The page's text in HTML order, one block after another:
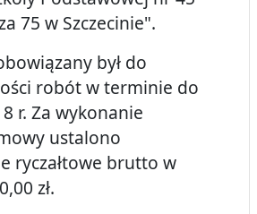
75 w Szczecinie".
był do
robót w terminie do
r. Za wykonanie
ustalono
ryczałtowe brutto w
zł.